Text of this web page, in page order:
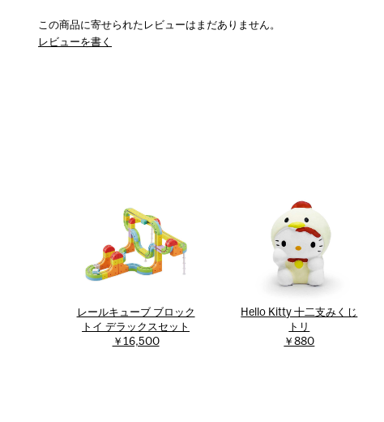
この商品に寄せられたレビューはまだありません。
レビューを書く
レールキューブ ブロック
トイ デラックスセット
￥16,500
Hello Kitty 十二支みくじ
トリ
￥880